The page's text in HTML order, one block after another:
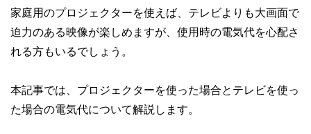
家庭用のプロジェクターを使えば、テレビよりも大画面で
迫力のある映像が楽しめますが、使用時の電気代を心配さ
れる方もいるでしょう。
本記事では、プロジェクターを使った場合とテレビを使っ
た場合の電気代について解説します。